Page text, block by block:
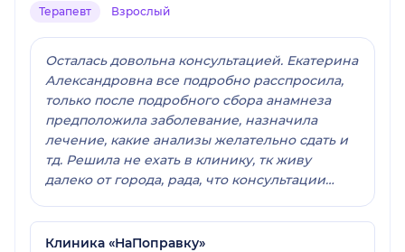
Терапевт Взрослый
Осталась довольна консультацией. Екатерина
Александровна все подробно расспросила,
только после подробного сбора анамнеза
предположила заболевание, назначила
лечение, какие анализы желательно сдать и
тд. Решила не ехать в клинику, тк живу
далеко от города, рада, что консультации
поправку
Клиника «НаПоправку»